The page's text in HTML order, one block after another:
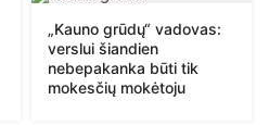
„Kauno grūdų“ vadovas:
verslui šiandien
nebepakanka būti tik
mokesčių mokėtoju